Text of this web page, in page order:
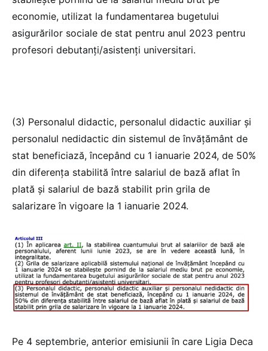
economie, utilizat la fundamentarea bugetului
asigurărilor sociale de stat pentru anul 2023 pentru
profesori debutanți/asistenți universitari.
(3) Personalul didactic, personalul didactic auxiliar și
personalul nedidactic din sistemul de învățământ de
stat beneficiază, începând cu 1 ianuarie 2024, de 50%
din diferența stabilită între salariul de bază aflat în
plată și salariul de bază stabilit prin grila de
salarizare în vigoare la 1 ianuarie 2024.
Pe 4 septembrie, anterior emisiunii în care Ligia Deca